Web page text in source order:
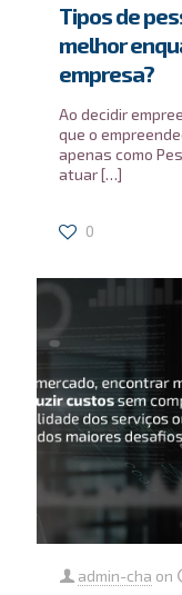
Tipos de
melhor
empresa?
Ao decidir
que o
apenas como
atuar[…]
0
admin-cha on